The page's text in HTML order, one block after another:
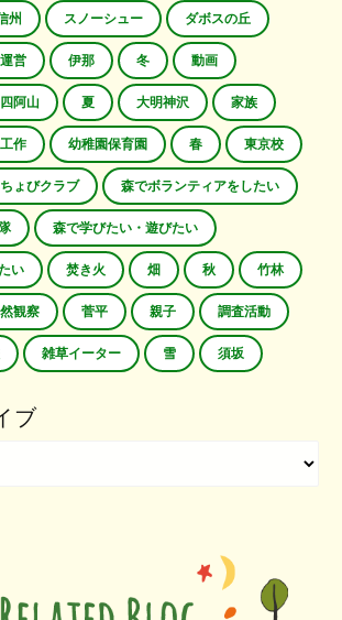
州 スノーシュー ダボスの丘
営 伊那 冬 動画
四阿山 夏 大明神沢 家族
工作 幼稚園保育園 春 東京校
ょびクラブ 森でボランティアをしたい
森で学びたい・遊びたい
い 焚き火 畑 秋 竹林
観察 菅平 親子 調査活動
雑草イーター 雪 須坂
ブ